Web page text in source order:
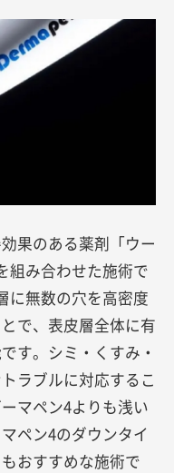
果のある薬剤「ウー
組み合わせた施術で
に無数の穴を高密度
で、表皮層全体に有
す。シミ・くすみ・
ラブルに対応するこ
マペン4よりも浅い
ペン4のダウンタイ
おすすめな施術で